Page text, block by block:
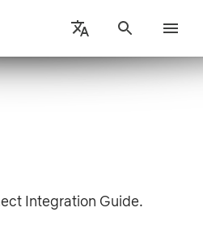
Integration Guide.